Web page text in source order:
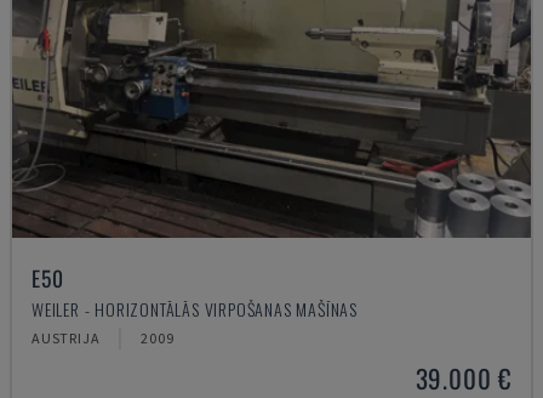
E50
WEILER - HORIZONTĀLĀS VIRPOŠANAS MAŠĪNAS
AUSTRIJA 2009
39.000 €